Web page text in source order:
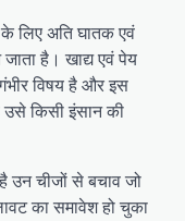
के लिए अति घातक एवं
है। खाद्य एवं पेय
विषय है और इस
उसे किसी इंसान की
उन चीजों से बचाव जो
का समावेश हो चुका